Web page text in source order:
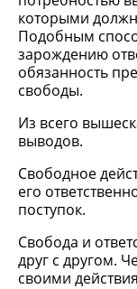
которыми
Подобным
зарождению
обязанность
свободы.
Из всего
выводов.
Свободное
его
поступок.
Свобода и
друг с другом.
своими